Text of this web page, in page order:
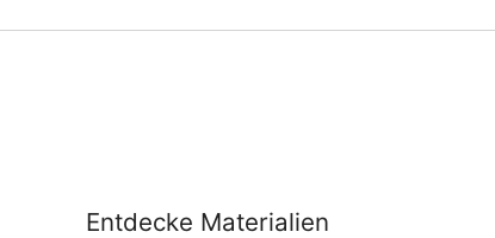
Entdecke Materialien